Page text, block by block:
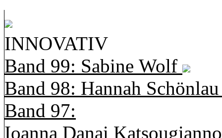
INNOVATIV
Band 99: Sabine Wolf
Band 98: Hannah
Band 97:
Ioanna Danai